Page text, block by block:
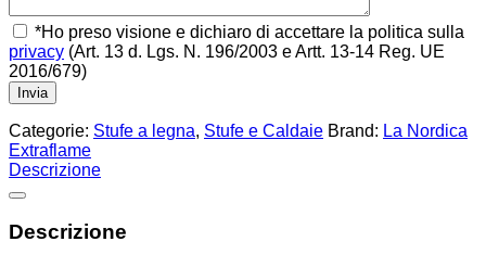
*Ho preso visione e dichiaro di accettare la politica sulla
privacy (Art. 13 d. Lgs. N. 196/2003 e Artt. 13-14 Reg. UE
2016/679)
Categorie: Stufe a legna, Stufe e Caldaie Brand: La Nordica
Extraflame
Descrizione
Descrizione